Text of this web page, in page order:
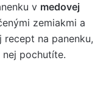
v medovej
zemiakmi a
recept na panenku,
pochutíte.